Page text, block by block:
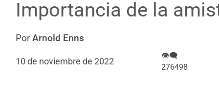
Importancia de la
PorArnold Enns
10 de noviembre de 2022
👁‍🗨
276498